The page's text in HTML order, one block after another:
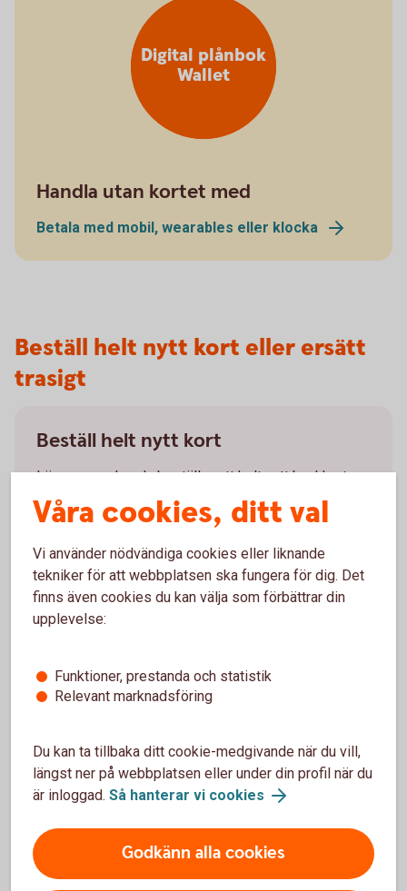
Digital plånbok
Wallet
Handla utan kortet med
Betala med mobil, wearables eller klocka
Beställ helt nytt kort eller ersätt
trasigt
Beställ helt nytt kort
Läs mer om hur du beställer ett helt nytt bankkort.
Beställa nytt bankkort
Om ditt kort är trasigt, slitet eller kommit bort kan du
ersätta det.
Pris för Mastercard ung
Våra cookies, ditt val
Vi använder nödvändiga cookies eller liknande
tekniker för att webbplatsen ska fungera för dig. Det
finns även cookies du kan välja som förbättrar din
upplevelse:
Funktioner, prestanda och statistik
Relevant marknadsföring
Du kan ta tillbaka ditt cookie-medgivande när du vill,
längst ner på webbplatsen eller under din profil när du
är inloggad. Så hanterar vi cookies
Godkänn alla cookies